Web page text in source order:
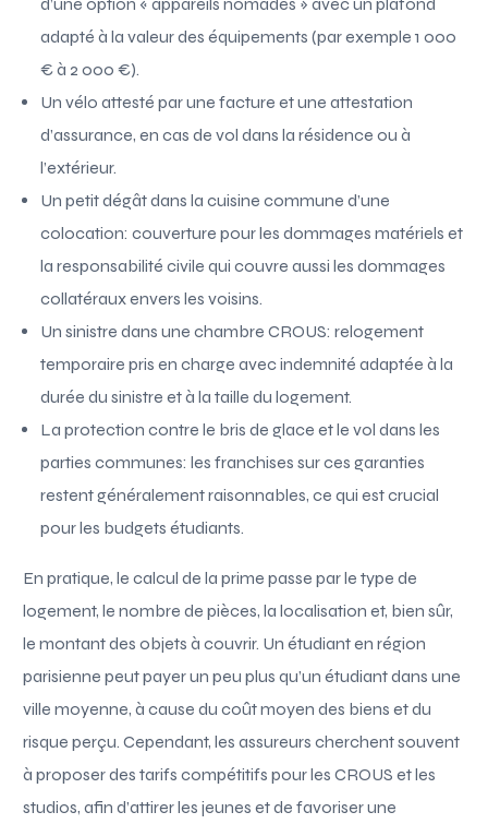
adapté à la valeur des équipements (par exemple 1 000
€ à 2 000 €).
Un vélo attesté par une facture et une attestation
d’assurance, en cas de vol dans la résidence ou à
l’extérieur.
Un petit dégât dans la cuisine commune d’une
colocation: couverture pour les dommages matériels et
la responsabilité civile qui couvre aussi les dommages
collatéraux envers les voisins.
Un sinistre dans une chambre CROUS: relogement
temporaire pris en charge avec indemnité adaptée à la
durée du sinistre et à la taille du logement.
La protection contre le bris de glace et le vol dans les
parties communes: les franchises sur ces garanties
restent généralement raisonnables, ce qui est crucial
pour les budgets étudiants.
En pratique, le calcul de la prime passe par le type de
logement, le nombre de pièces, la localisation et, bien sûr,
le montant des objets à couvrir. Un étudiant en région
parisienne peut payer un peu plus qu’un étudiant dans une
ville moyenne, à cause du coût moyen des biens et du
risque perçu. Cependant, les assureurs cherchent souvent
à proposer des tarifs compétitifs pour les CROUS et les
studios, afin d’attirer les jeunes et de favoriser une